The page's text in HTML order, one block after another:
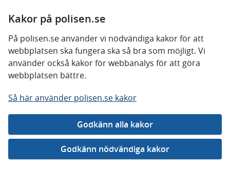
Kakor på polisen.se
På polisen.se använder vi nödvändiga kakor för att
webbplatsen ska fungera ska så bra som möjligt. Vi
använder också kakor för webbanalys för att göra
webbplatsen bättre.
Så här använder polisen.se kakor